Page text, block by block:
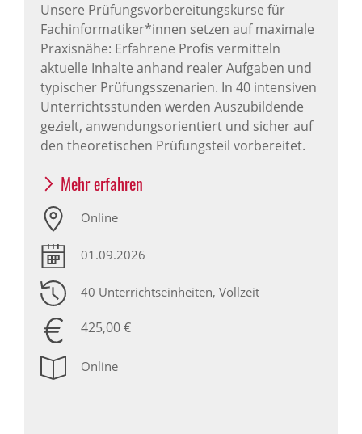
Unsere Prüfungsvorbereitungskurse für
Fachinformatiker*innen setzen auf maximale
Praxisnähe: Erfahrene Profis vermitteln
aktuelle Inhalte anhand realer Aufgaben und
typischer Prüfungsszenarien. In 40 intensiven
Unterrichtsstunden werden Auszubildende
gezielt, anwendungsorientiert und sicher auf
den theoretischen Prüfungsteil vorbereitet.
Mehr erfahren
Online
01.09.2026
40 Unterrichtseinheiten, Vollzeit
425,00 €
Online